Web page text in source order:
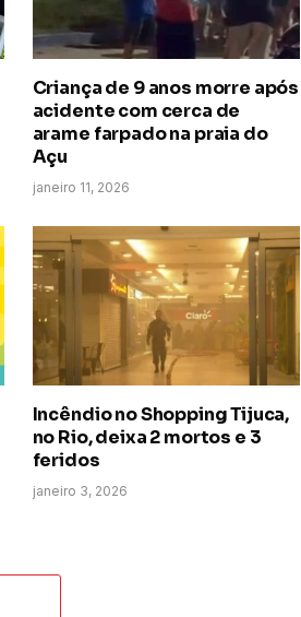
Criança de 9 anos morre após
acidente com cerca de
arame farpado na praia do
Açu
janeiro 11, 2026
Incêndio no Shopping Tijuca,
no Rio, deixa 2 mortos e 3
feridos
janeiro 3, 2026